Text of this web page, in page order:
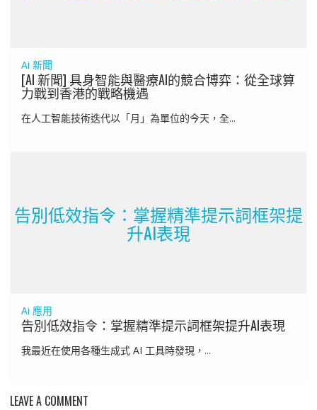
Ai 新聞
[AI 新聞] 具身智能與醫療AI的競合博弈：從全球算
力戰到香港的戰略機遇
在人工智能技術迭代以「月」為單位的今天，全...
告別低效指令：掌握精準提示詞框架提
升AI表現
Ai 應用
告別低效指令：掌握精準提示詞框架提升AI表現
我最近在使用各種生成式 AI 工具時發現，...
LEAVE A COMMENT